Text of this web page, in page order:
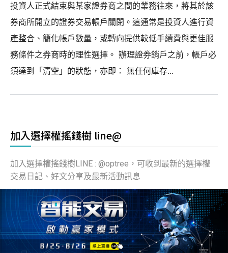
投資人正式結束與某家證券商之間的業務往來，將其於該
券商所開立的證券交易帳戶關閉。這通常是投資人進行資
產整合、簡化帳戶數量，或轉向提供較低手續費與更佳服
務條件之券商時的理性選擇。 辦理證券銷戶之前，帳戶必
須達到「清空」的狀態，亦即： 無任何庫存...
加入選擇權搖錢樹 line@
加入選擇權搖錢樹LINE : @optree，可收到最新的選擇權
交易日記、好文分享及最新活動訊息